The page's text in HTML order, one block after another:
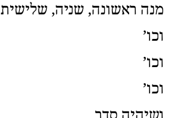
מנה ראשונה, שניה, שלישית
וכו’
וכו’
וכו’